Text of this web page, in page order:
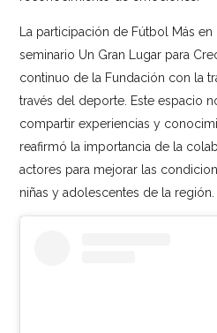
La participación de Fútbol Más
seminario Un Gran Lugar para
continuo de la Fundación con la
través del deporte. Este espacio
compartir experiencias y
reafirmó la importancia de la
actores para mejorar las
niñas y adolescentes de la región.